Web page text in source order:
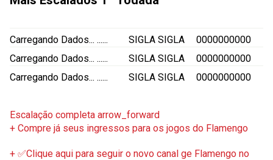
Carregando Dados... ...... SIGLA SIGLA
0000000000
Carregando Dados... ...... SIGLA SIGLA
0000000000
Carregando Dados... ...... SIGLA SIGLA 0000000000
Escalação completa arrow_forward
+ Compre já seus ingressos para os jogos do Flamengo
+ ✅Clique aqui para seguir o novo canal ge Flamengo no